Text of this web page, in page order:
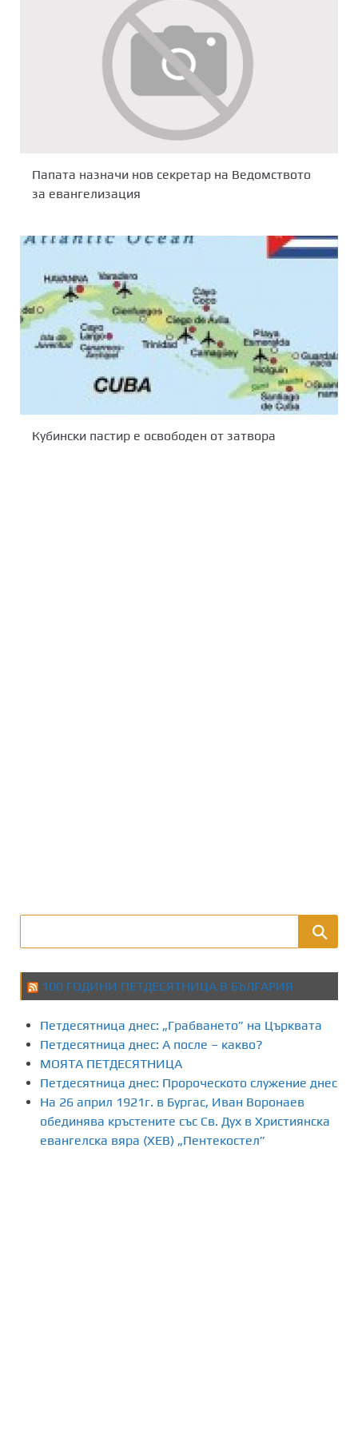
Папата назначи нов секретар на Ведомството
за евангелизация
Кубински пастир е освободен от затвора
100 ГОДИНИ ПЕТДЕСЯТНИЦА В БЪЛГАРИЯ
Петдесятница днес: „Грабването” на Църквата
Петдесятница днес: А после – какво?
МОЯТА ПЕТДЕСЯТНИЦА
Петдесятница днес: Пророческото служение днес
На 26 април 1921г. в Бургас, Иван Воронаев
обединява кръстените със Св. Дух в Християнска
евангелска вяра (ХЕВ) „Пентекостел”